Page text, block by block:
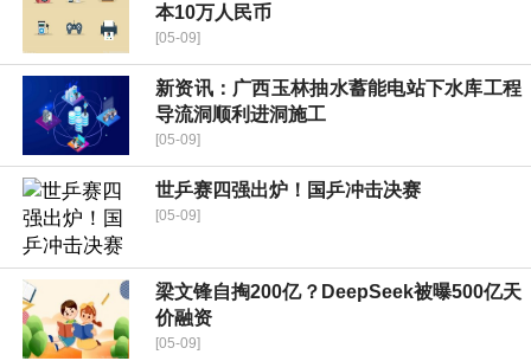
本10万人民币
[05-09]
新资讯：广西玉林抽水蓄能电站下水库工程
导流洞顺利进洞施工
[05-09]
世乒赛四强出炉！国乒冲击决赛
[05-09]
梁文锋自掏200亿？DeepSeek被曝500亿天
价融资
[05-09]